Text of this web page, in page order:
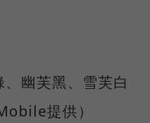
幽芙黑、雪芙白
提供）